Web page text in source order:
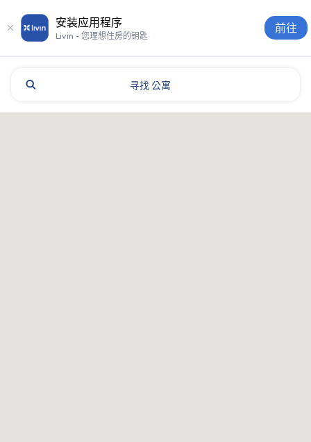
安装应用程序
Livin - 您理想住房的钥匙
前往
寻找公寓
Guangzhou: 酒店和住宿